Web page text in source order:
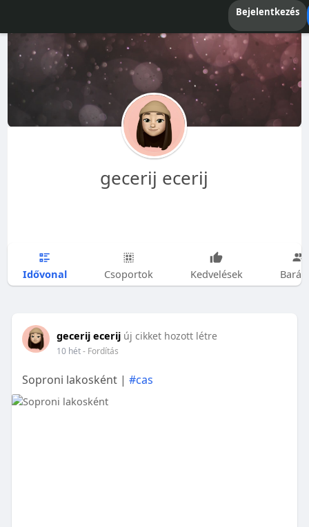
Bejelentkezés
gecerij ecerij
Idővonal Csoportok Kedvelések
gecerij ecerij új cikket hozott létre
10 hét- Fordítás
Soproni lakosként | #cas